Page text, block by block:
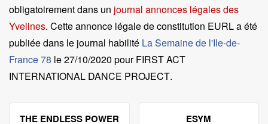
obligatoirement dans un journal annonces légales des
Yvelines. Cette annonce légale de constitution EURL a été
publiée dans le journal habilité La Semaine de l'Ile-de-
France 78 le27/10/2020 pour FIRST ACT
INTERNATIONAL DANCE PROJECT.
THE ENDLESS POWER ESYM